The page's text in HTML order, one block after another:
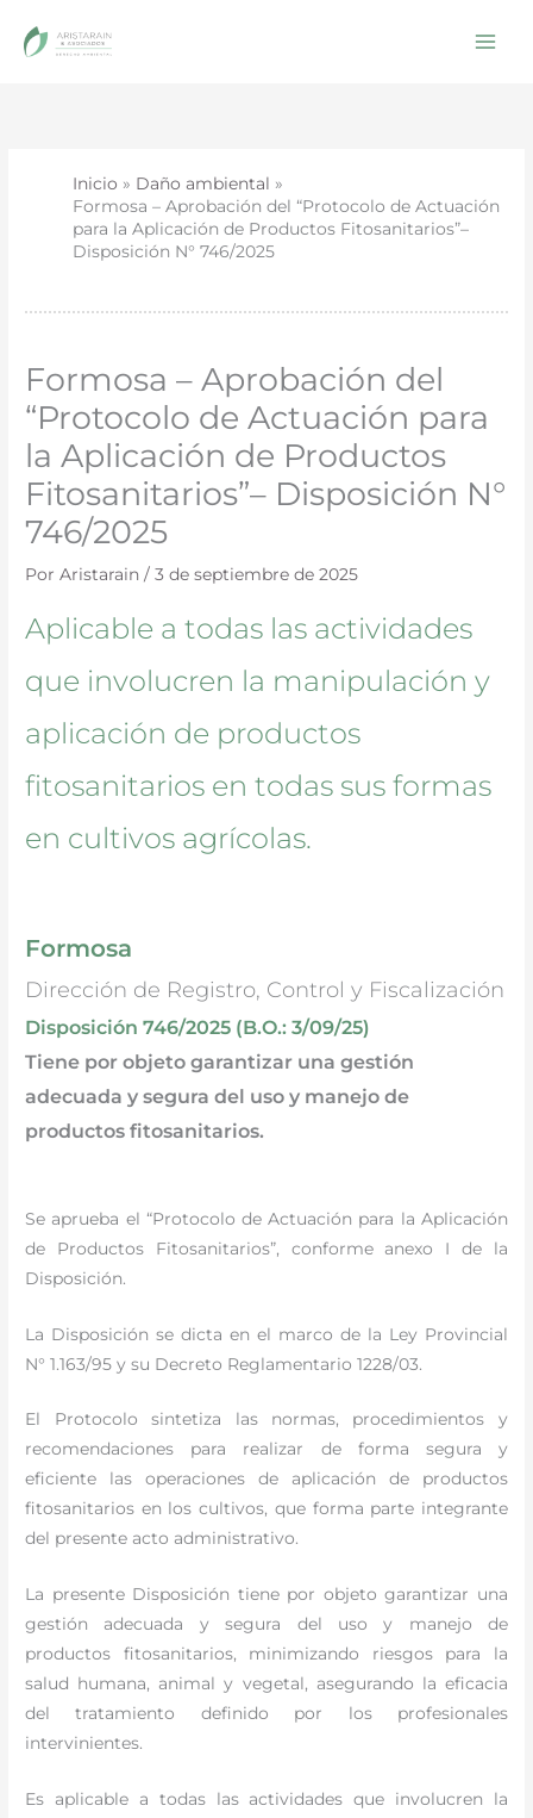
Inicio
Daño ambiental
Formosa – Aprobación del “Protocolo de Actuación
para la Aplicación de Productos Fitosanitarios”–
Disposición N° 746/2025
Formosa – Aprobación del
“Protocolo de Actuación para
la Aplicación de Productos
Fitosanitarios”– Disposición N°
746/2025
PorAristarain/3 de septiembre de 2025
Aplicable a todas las actividades
que involucren la manipulación y
aplicación de productos
fitosanitarios en todas sus formas
en cultivos agrícolas.
Formosa
Dirección de Registro, Control y Fiscalización
Disposición 746/2025 (B.O.: 3/09/25)
Tiene por objeto garantizar una gestión
adecuada y segura del uso y manejo de
productos fitosanitarios.
Se aprueba el “Protocolo de Actuación para la Aplicación
de Productos Fitosanitarios”, conforme anexo I de la
Disposición.
La Disposición se dicta en el marco de la Ley Provincial
N° 1.163/95 y su Decreto Reglamentario 1228/03.
El Protocolo sintetiza las normas, procedimientos y
recomendaciones para realizar de forma segura y
eficiente las operaciones de aplicación de productos
fitosanitarios en los cultivos, que forma parte integrante
del presente acto administrativo.
La presente Disposición tiene por objeto garantizar una
gestión adecuada y segura del uso y manejo de
productos fitosanitarios, minimizando riesgos para la
salud humana, animal y vegetal, asegurando la eficacia
del tratamiento definido por los profesionales
intervinientes.
Es aplicable a todas las actividades que involucren la